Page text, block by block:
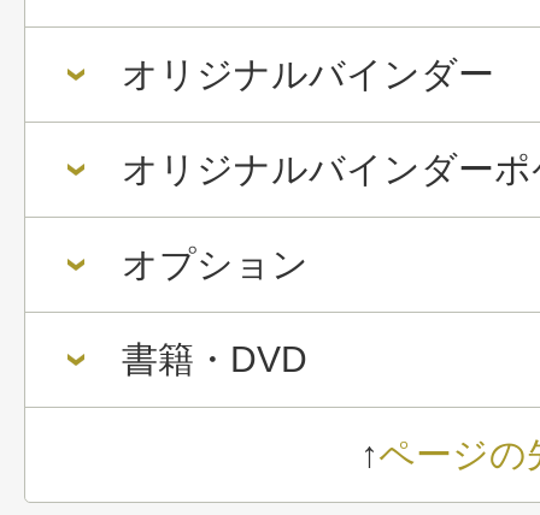
オリジナルバインダー
オリジナルバインダー
オプション
書籍・DVD
↑ページの